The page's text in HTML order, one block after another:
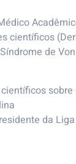
científicos
de
da